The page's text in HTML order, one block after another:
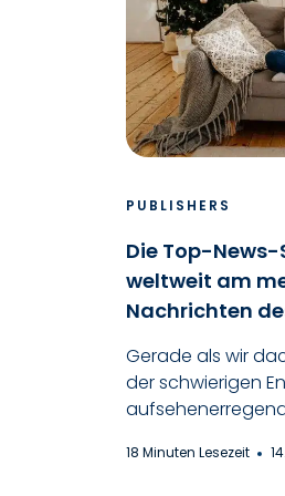
PUBLISHERS
Die Top-News-
weltweit am
Nachrichten
Gerade als wir
der schwierigen
18 Minuten Lesezeit